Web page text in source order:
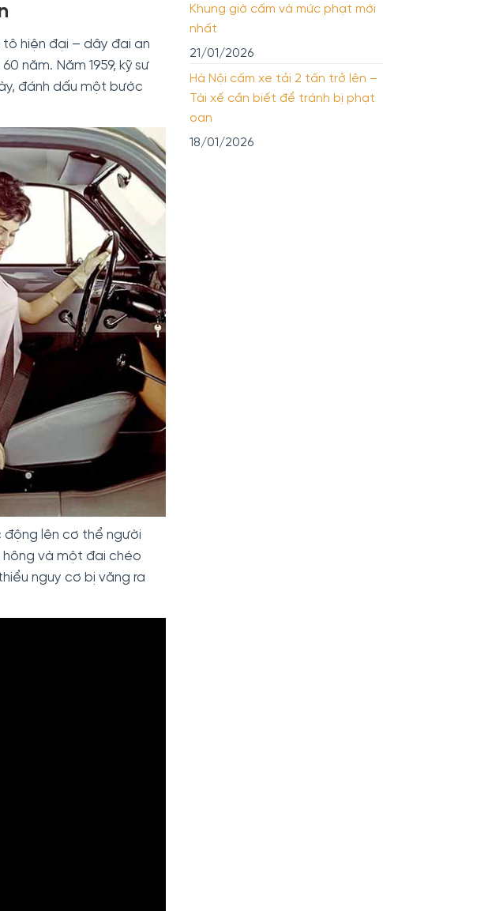
hiện đại – dây đai an
năm. Năm 1959, kỹ sư
đánh dấu một bước
lên cơ thể người
và một đai chéo
nguy cơ bị văng ra
Khung giờ cấm và mức phạt mới
nhất
21/01/2026
Hà Nội cấm xe tải 2 tấn trở lên –
Tài xế cần biết để tránh bị phạt
oan
18/01/2026